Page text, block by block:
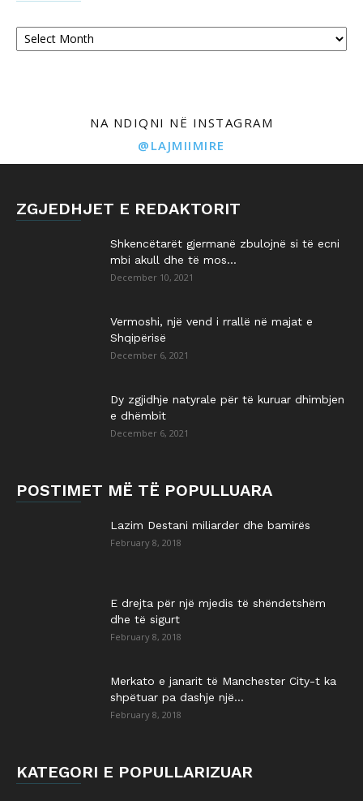
Archives
NA NDIQNI NË INSTAGRAM
@LAJMIIMIRE
ZGJEDHJET E REDAKTORIT
Shkencëtarët gjermanë zbulojnë si të ecni
mbi akull dhe të mos...
December 10, 2021
Vermoshi, një vend i rrallë në majat e
Shqipërisë
December 6, 2021
Dy zgjidhje natyrale për të kuruar dhimbjen
e dhëmbit
December 6, 2021
POSTIMET MË TË POPULLUARA
Lazim Destani miliarder dhe bamirës
February 8, 2018
E drejta për një mjedis të shëndetshëm
dhe të sigurt
February 8, 2018
Merkato e janarit të Manchester City-t ka
shpëtuar pa dashje një...
February 8, 2018
KATEGORI E POPULLARIZUAR